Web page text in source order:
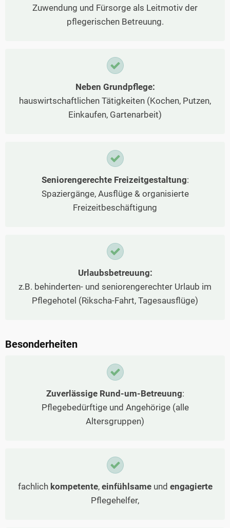
Zuwendung und Fürsorge als Leitmotiv der
pflegerischen Betreuung.
Neben Grundpflege:
hauswirtschaftlichen Tätigkeiten (Kochen, Putzen,
Einkaufen, Gartenarbeit)
Seniorengerechte Freizeitgestaltung:
Spaziergänge, Ausflüge & organisierte
Freizeitbeschäftigung
Urlaubsbetreuung:
z.B. behinderten- und seniorengerechter Urlaub im
Pflegehotel (Rikscha-Fahrt, Tagesausflüge)
Besonderheiten
Zuverlässige Rund-um-Betreuung:
Pflegebedürftige und Angehörige (alle
Altersgruppen)
fachlich kompetente, einfühlsameund engagierte
Pflegehelfer,